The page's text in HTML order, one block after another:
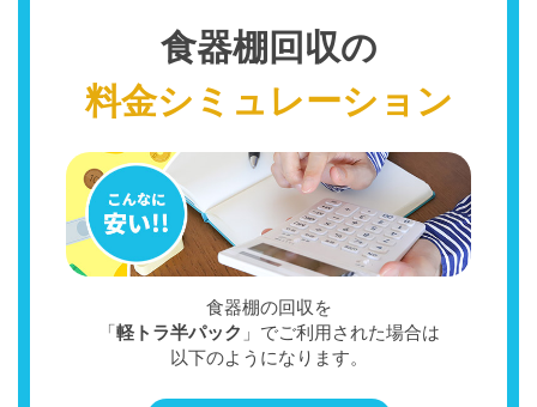
食器棚回収の
料金シミュレーション
食器棚の回収を
「軽トラ半パック 」でご利用された場合は
以下のようになります。